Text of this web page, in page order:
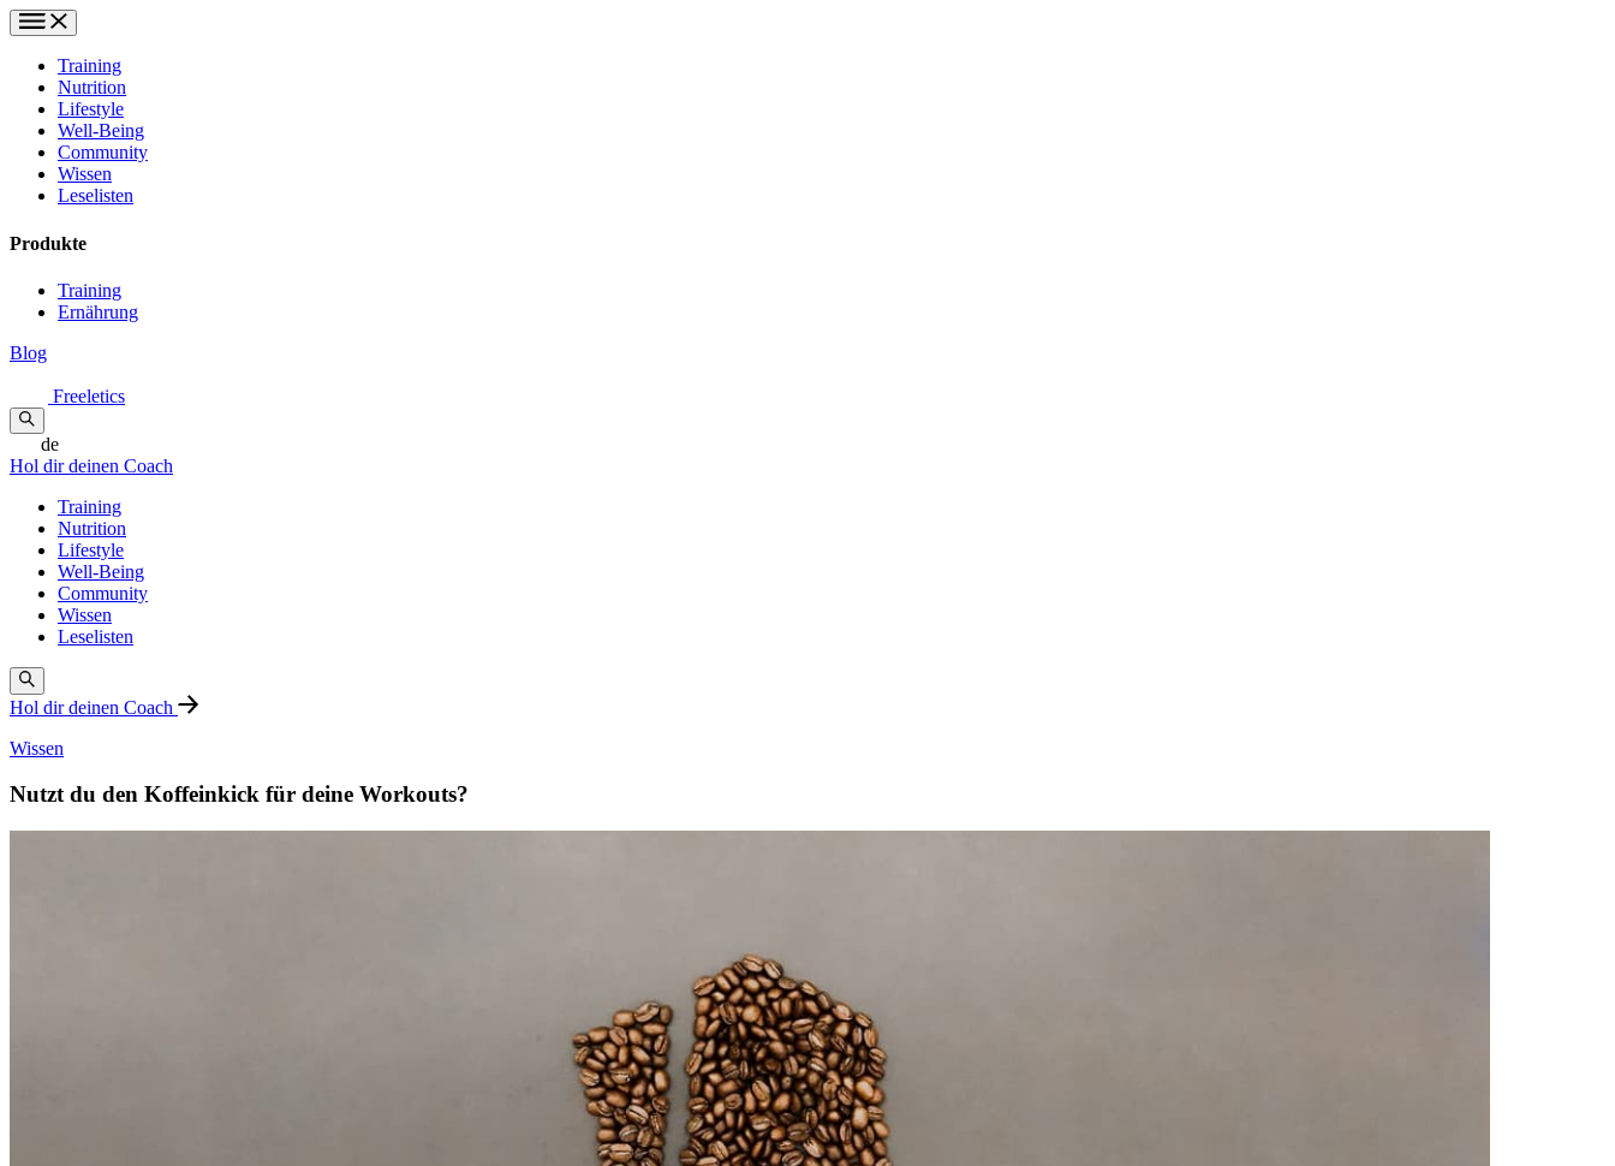
Training
Nutrition
Lifestyle
Well-Being
Community
Wissen
Leselisten
Produkte
Training
Ernährung
Blog
Freeletics
de
Hol dir deinen Coach
Training
Nutrition
Lifestyle
Well-Being
Community
Wissen
Leselisten
Hol dir deinen Coach
Wissen
Nutzt du den Koffeinkick für deine Workouts?